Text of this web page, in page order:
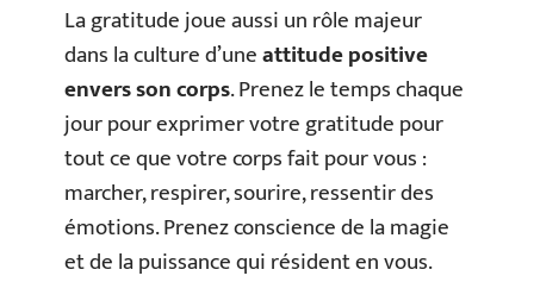
La gratitude joue aussi un rôle majeur
dans la culture d’uneattitude positive
envers son corps. Prenez le temps chaque
jour pour exprimer votre gratitude pour
tout ce que votre corps fait pour vous :
marcher, respirer, sourire, ressentir des
émotions. Prenez conscience de la magie
et de la puissance qui résident en vous.